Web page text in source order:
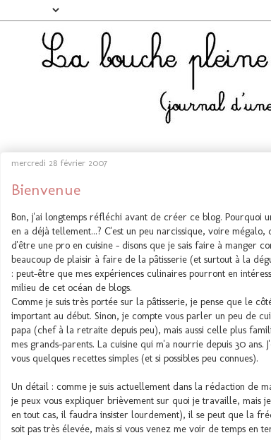
mercredi 28 février 2007
Bienvenue
Bon, j'ai longtemps réfléchi avant de créer ce blog. Pourquoi
en a déjà tellement...? C'est un peu narcissique, voire mégalo,
d'être une pro en cuisine - disons que je sais faire à manger
beaucoup de plaisir à faire de la pâtisserie (et surtout à la
: peut-être que mes expériences culinaires pourront en
milieu de cet océan de blogs.
Comme je suis très portée sur la pâtisserie, je pense que le
important au début. Sinon, je compte vous parler un peu de
papa (chef à la retraite depuis peu), mais aussi celle plus
mes grands-parents. La cuisine qui m'a nourrie depuis 30 ans.
vous quelques recettes simples (et si possibles peu connues).
Un détail : comme je suis actuellement dans la rédaction de
je peux vous expliquer brièvement sur quoi je travaille, mais
en tout cas, il faudra insister lourdement), il se peut que la
soit pas très élevée, mais si vous venez me voir de temps en